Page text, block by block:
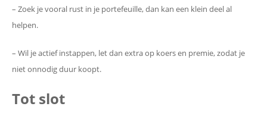
– Zoek je vooral rust in je portefeuille, dan kan een klein deel al
helpen.
– Wil je actief instappen, let dan extra op koers en premie, zodat je
niet onnodig duur koopt.
Tot slot